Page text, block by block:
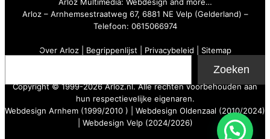
Arloz– Arnhemsestraatweg 67, 6881 NE Velp (Gelderland) –
Telefoon: 0615066974
Over Arloz| Begrippenlijst Privacybeleid Sitemap
Zoeken
Zoeken
Copyright © 1999-2026 Arloz.nl. Alle rechten voorbehouden aan
hun respectievelijke eigenaren.
Webdesign Arnhem (1999/2010 ) | Webdesign Oldenzaal (2010/2024)
| Webdesign Velp (2024/2026)